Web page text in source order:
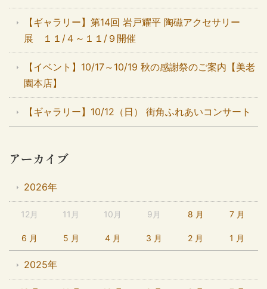
【ギャラリー】第14回 岩戸耀平 陶磁アクセサリー
展 １１/４～１１/９開催
【イベント】10/17～10/19 秋の感謝祭のご案内【美老
園本店】
【ギャラリー】10/12（日） 街角ふれあいコンサート
アーカイブ
2026年
12月 11月 10月 9月 8 月 7 月
6 月 5 月 4 月 3 月 2 月 1 月
2025年